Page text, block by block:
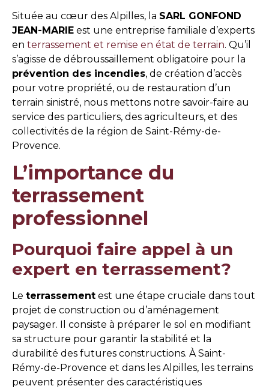
Située au cœur des Alpilles, la SARL GONFOND
JEAN-MARIE est une entreprise familiale d’experts
en terrassement et remise en état de terrain. Qu’il
s’agisse de débroussaillement obligatoire pour la
prévention des incendies, de création d’accès
pour votre propriété, ou de restauration d’un
terrain sinistré, nous mettons notre savoir-faire au
service des particuliers, des agriculteurs, et des
collectivités de la région de Saint-Rémy-de-
Provence.
L’importance du
terrassement
professionnel
Pourquoi faire appel à un
expert en terrassement?
Le terrassement est une étape cruciale dans tout
projet de construction ou d’aménagement
paysager. Il consiste à préparer le sol en modifiant
sa structure pour garantir la stabilité et la
durabilité des futures constructions. À Saint-
Rémy-de-Provence et dans les Alpilles, les terrains
peuvent présenter des caractéristiques